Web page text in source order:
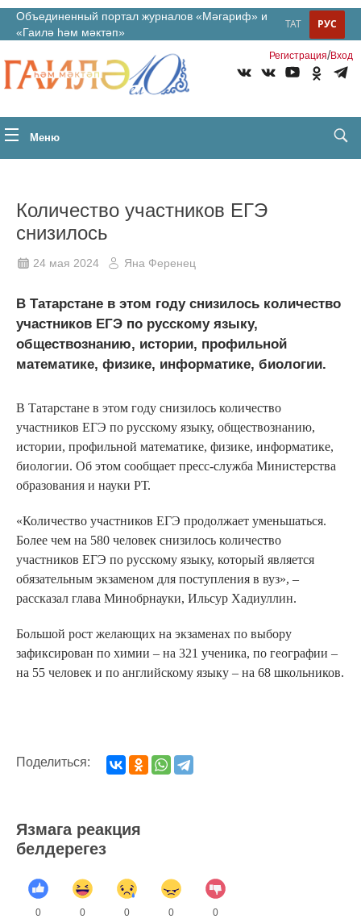
Объединенный портал журналов «Мәгариф» и
«Гаилә һәм мәктәп»
РУС
ТАТ
Регистрация/Вход
Меню
Количество участников ЕГЭ
снизилось
24 мая 2024 Яна Ференец
В Татарстане в этом году снизилось количество
участников ЕГЭ по русскому языку,
обществознанию, истории, профильной
математике, физике, информатике, биологии.
В Татарстане в этом году снизилось количество
участников ЕГЭ по русскому языку, обществознанию,
истории, профильной математике, физике, информатике,
биологии. Об этом сообщает пресс-служба Министерства
образования и науки РТ.
«Количество участников ЕГЭ продолжает уменьшаться.
Более чем на 580 человек снизилось количество
участников ЕГЭ по русскому языку, который является
обязательным экзаменом для поступления в вуз», –
рассказал глава Минобрнауки, Ильсур Хадиуллин.
Большой рост желающих на экзаменах по выбору
зафиксирован по химии – на 321 ученика, по географии –
на 55 человек и по английскому языку – на 68 школьников.
Поделиться:
Язмага реакция
белдерегез
0 0 0 0 0